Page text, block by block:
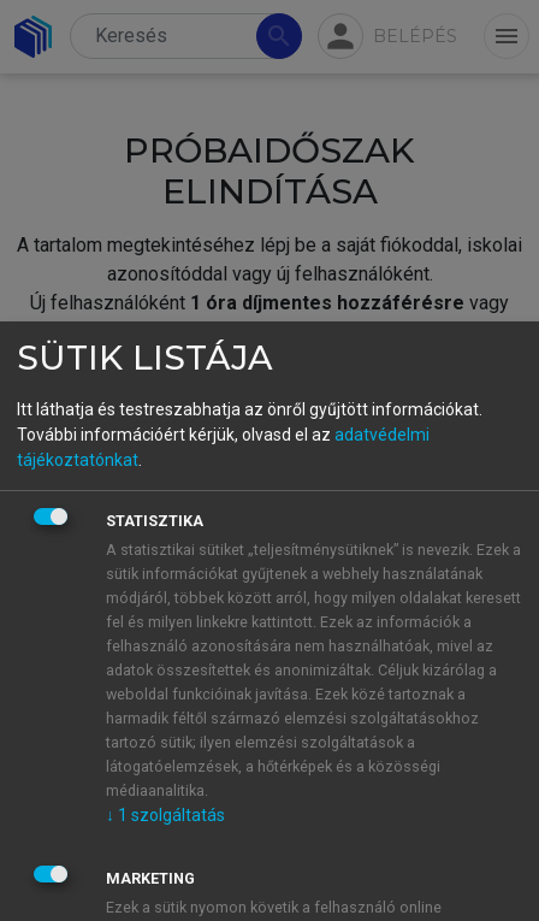
search person BELÉPÉS menu
PRÓBAIDŐSZAK
ELINDÍTÁSA
A tartalom megtekintéséhez lépj be a saját fiókoddal, iskolai
azonosítóddal vagy új felhasználóként.
Új felhasználóként 1 óra díjmentes hozzáférésre vagy
fiókoddal,vagy hozz létre új fiókot.
A regisztráció után apróbaidőszakautomatikusan
BELÉPÉS SAJÁT FIÓKKAL
ÚJ FIÓK LÉTREHOZÁSA
1 óra díjmentes hozzáférés
E-MAIL-CÍM
JELSZÓ
SÜTIK LISTÁJA
Itt láthatja és testreszabhatja az önről gyűjtött információkat.
További információért kérjük, olvasd el az adatvédelmi
tájékoztatónkat
STATISZTIKA
A statisztikai sütiket „teljesítménysütiknek” is nevezik. Ezek a
sütik információkat gyűjtenek a webhely használatának
módjáról, többek között arról, hogy milyen oldalakat keresett
fel és milyen linkekre kattintott. Ezek az információk a
felhasználó azonosítására nem használhatóak, mivel az
adatok összesítettek és anonimizáltak. Céljuk kizárólag a
weboldal funkcióinak javítása. Ezek közé tartoznak a
harmadik féltől származó elemzési szolgáltatásokhoz
tartozó sütik; ilyen elemzési szolgáltatások a
látogatóelemzések, a hőtérképek és a közösségi
médiaanalitika.
↓ 1 szolgáltatás
MARKETING
Ezek a sütik nyomon követik a felhasználó online